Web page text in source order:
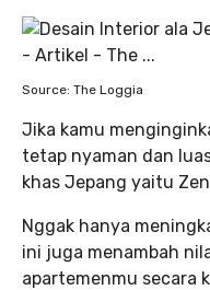
Source: The Loggia
Jika kamu
tetap nyaman dan
khas Jepang yaitu
Nggak hanya
ini juga menambah
apartemenmu secara